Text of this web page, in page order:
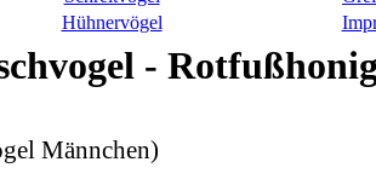
Hühnervögel
-
Männchen)